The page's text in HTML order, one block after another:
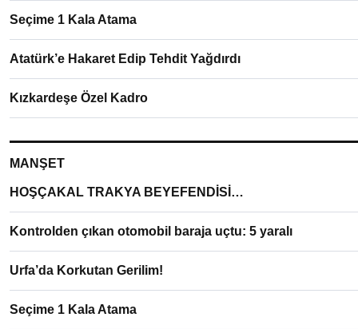
Seçime 1 Kala Atama
Atatürk’e Hakaret Edip Tehdit Yağdırdı
Kızkardeşe Özel Kadro
MANŞET
HOŞÇAKAL TRAKYA BEYEFENDİSİ…
Kontrolden çıkan otomobil baraja uçtu: 5 yaralı
Urfa’da Korkutan Gerilim!
Seçime 1 Kala Atama